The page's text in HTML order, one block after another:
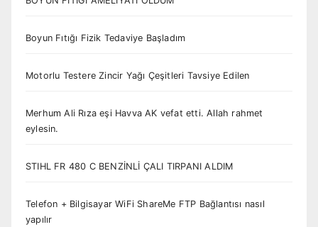
Boyun Fıtığı Fizik Tedaviye Başladım
Motorlu Testere Zincir Yağı Çeşitleri Tavsiye Edilen
Merhum Ali Rıza eşi Havva AK vefat etti. Allah rahmet
eylesin.
STIHL FR 480 C BENZİNLİ ÇALI TIRPANI ALDIM
Telefon + Bilgisayar WiFi ShareMe FTP Bağlantısı nasıl
yapılır